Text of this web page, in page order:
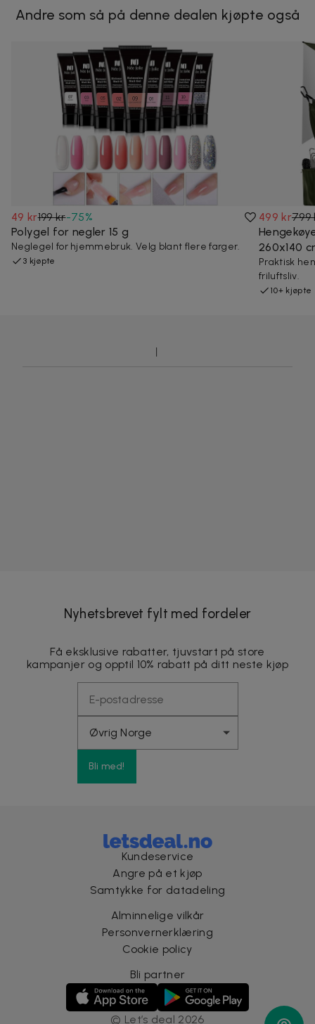
Andre som så på denne dealen kjøpte også
49 kr199 kr-75%
Polygel for negler 15 g
Neglegel for hjemmebruk. Velg blant flere farger.
3 kjøpte
499 kr799
260x140
Praktisk
friluftsliv.
10+ kjøpte
Nyhetsbrevet fylt med fordeler
Få eksklusive rabatter, tjuvstart på store
kampanjer og opptil 10% rabatt på ditt neste kjøp
Bli med!
Kundeservice
Angre på et kjøp
Samtykke for datadeling
Alminnelige vilkår
Personvernerklæring
Cookie policy
Bli partner
© Let’s deal 2026